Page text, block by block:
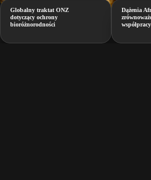
Globalny traktat ONZ
dotyczący ochrony
bioróżnorodności
Dążenia